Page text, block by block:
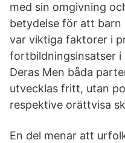
med sin omgivning
betydelse för att barn
var viktiga faktorer i
fortbildningsinsatser i
Deras Men båda
utvecklas fritt, utan
respektive orättvisa
En del menar att